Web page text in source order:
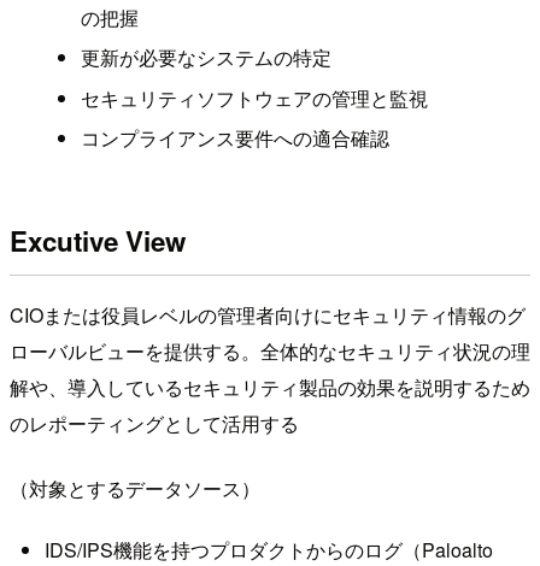
の把握
更新が必要なシステムの特定
セキュリティソフトウェアの管理と監視
コンプライアンス要件への適合確認
Excutive View
CIOまたは役員レベルの管理者向けにセキュリティ情報のグ
ローバルビューを提供する。全体的なセキュリティ状況の理
解や、導入しているセキュリティ製品の効果を説明するため
のレポーティングとして活用する
（対象とするデータソース）
IDS/IPS機能を持つプロダクトからのログ（Paloalto